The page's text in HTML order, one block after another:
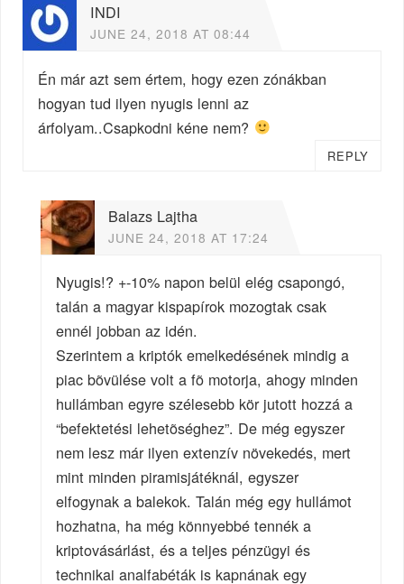
INDI
JUNE 24, 2018 AT 08:44
Én már azt sem értem, hogy ezen zónákban
hogyan tud ilyen nyugis lenni az
árfolyam..Csapkodni kéne nem?
REPLY
Balazs Lajtha
JUNE 24, 2018 AT 17:24
Nyugis!? +-10% napon belül elég csapongó,
talán a magyar kispapírok mozogtak csak
ennél jobban az idén.
Szerintem a kriptók emelkedésének mindig a
piac bõvülése volt a fõ motorja, ahogy minden
hullámban egyre szélesebb kör jutott hozzá a
“befektetési lehetõséghez”. De még egyszer
nem lesz már ilyen extenzív növekedés, mert
mint minden piramisjátéknál, egyszer
elfogynak a balekok. Talán még egy hullámot
hozhatna, ha még könnyebbé tennék a
kriptovásárlást, és a teljes pénzügyi és
technikai analfabéták is kapnának egy